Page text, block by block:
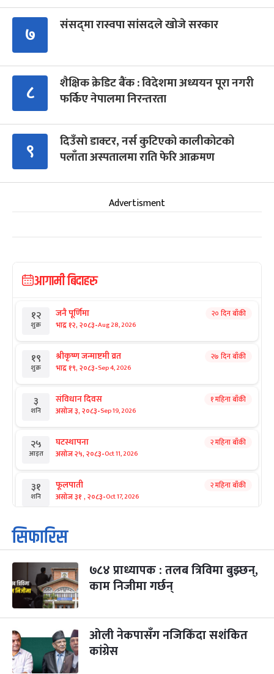
७ संसद्‍मा रास्वपा सांसदले खोजे सरकार
८
शैक्षिक क्रेडिट बैंक : विदेशमा अध्ययन पूरा नगरी
फर्किए नेपालमा निरन्तरता
९
दिउँसो डाक्टर, नर्स कुटिएको कालीकोटको
पलाँता अस्पतालमा राति फेरि आक्रमण
Advertisment
आगामी बिदाहरु
१२
शुक्र
जनै पूर्णिमा
भाद्र १२, २०८३-Aug 28, 2026
२० दिन बाँकी
१९
शुक्र
श्रीकृष्ण जन्माष्टमी व्रत
भाद्र १९, २०८३-Sep 4, 2026
२७ दिन बाँकी
३
शनि
संविधान दिवस
असोज ३, २०८३-Sep 19, 2026
१ महिना बाँकी
२५
आइत
घटस्थापना
असोज २५, २०८३-Oct 11, 2026
२ महिना बाँकी
३१
शनि
फूलपाती
असोज ३१ , २०८३-Oct 17, 2026
२ महिना बाँकी
१
आइत
कार्तिक सङ्क्रान्ति
कार्तिक १, २०८३
३
मंगल
महानवमी
कार्तिक ३, २०८३-Oct 20, 2026
२ महिना बाँकी
४
कार्तिक ४, २०८३ Oct 21, 2026
५
बिहि
पापा‌ङ्कुशा एकादशी व्रत
कार्तिक ५, २०८३
सिफारिस
७८४ प्राध्यापक : तलब त्रिविमा बुझ्छन्,
काम निजीमा गर्छन्
ओली नेकपासँग नजिकिँदा सशंकित
कांग्रेस